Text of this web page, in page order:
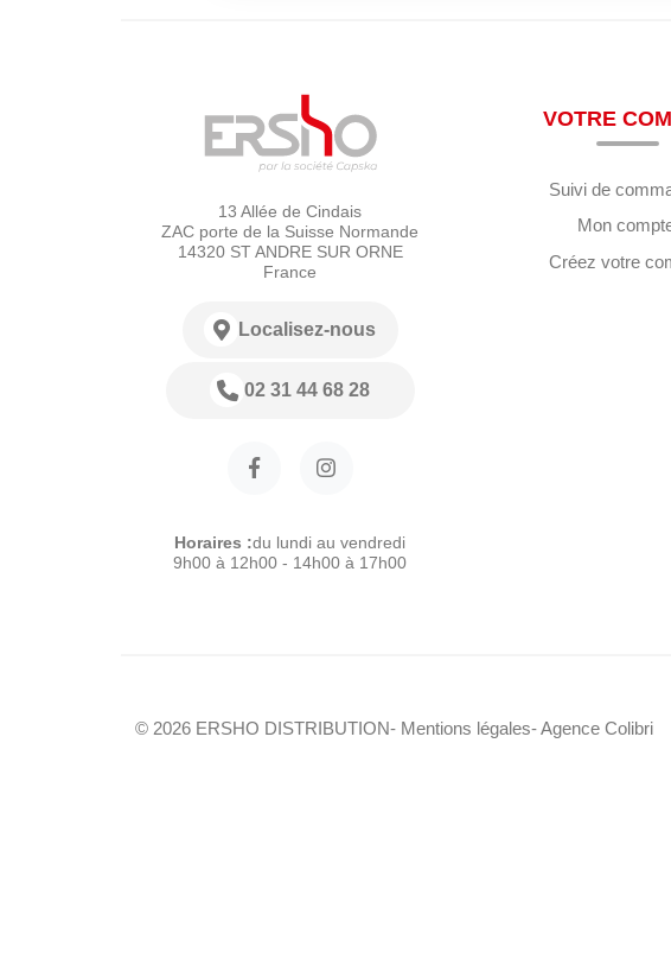
13 Allée de Cindais
ZAC porte de la Suisse Normande
14320 ST ANDRE SUR ORNE
France
Localisez-nous
02 31 44 68 28
Horaires :du lundi au vendredi
9h00 à 12h00 - 14h00 à 17h00
VOTRE
Suivi de
Mon
Créez votre
© 2026 ERSHO DISTRIBUTION- Mentions légales- Agence Colibri